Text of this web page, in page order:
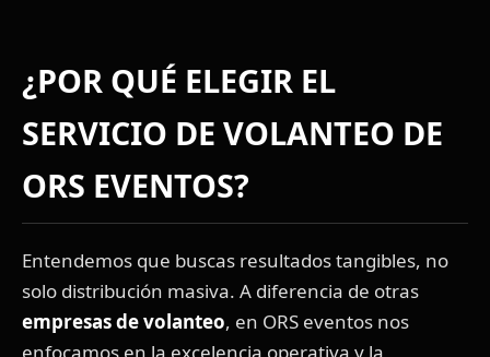
¿POR QUÉ ELEGIR EL
SERVICIO DE VOLANTEO DE
ORS EVENTOS?
Entendemos que buscas resultados tangibles, no
solo distribución masiva. A diferencia de otras
empresas de volanteo, en ORS eventos nos